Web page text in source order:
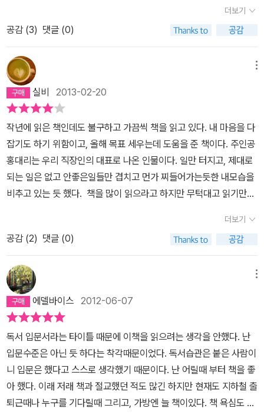
새로운 독서법에 대해 눈을 떴다.. 전에 읽은 책꽂이에 고이 모셔져 있
는책들에게 다시 날개를 달아 주게 된 계기가 되었으니 .... 왜 독서를
해야 하는지..책이 내 인생에 미치는 영향이 무엇인지..어떻게 책에 접
근을 해야 하는지..체계적인 독서법이 무엇인지..책에 대한 선별 방
법..그리고 인생의 목표를 찾게 해주는 멋진 책 ..당신의 책에 대한 편
견을 일깨워 주고 아마 당장 책을 찾아 움직이는 하이에나가 되지 않
을까 한다. 그리고 이책을 읽고 난 후의 나는 현재 두서 없이 읽던 책
들을 나열하고 정리 하여나의 맞춤 독서록을 만들어 가고 있다지금
난 1년 365권의 프로젝트를 실행하고 있다.. 현제 까지 68일이 되었
으니 ..아마도 ~~~~~~난 1년후에는 ...........'''''''' ........알라딘 최고
의 VVIP 회원이 되어 있을 것이다 ㅡ0ㅡ;;;그리고 하루라도 책을 읽
지 않으면 나도 입안에 가시 돋아보자
당장' 변하는 것을 좋아한다. 이 책은 소설의 형식을 빌린 삶을 변화
시키는 독서에 대한 자기 개발서이다. <꿈꾸는 다락방>의 저자답게
칠후면 우리 아이들은 긴긴 겨울방학이 시작되고, 왠지 이번 겨울방
학의 성패가 아이들의 중딩, 고딩의 3년을 좌우할 듯한 느낌을 갖는
다. 그래서 생각한건 매일 한권씩 책읽기!직장에서 동료에게 밀리고,
책에 전혀 관심없던 홍대리가, 독서멘토 해일을 만나서 삶을 변화시
키는 과정이 별 거부감없이 읽힌다. 처음엔 독서습관을 잡기위해 '10
0일 33권 책읽기' 집에 나만의 책꽂이를 만들고, 읽고 싶은 책 33권
을 구입해서 100일동안 읽는 것. 독서습관이 형성되지 않은 아이들
에게 활용해도 좋을듯 하다. 서점에서 읽고 싶은 책 33권을 사줘야 하
는 부담은 좀 크겠지만... 다음엔 자기 분야에서 최고가 되기 위한 자
해서 읽고, 중요한 부분에 밑줄을 치고, 메모를 하고 1주일에 2권 리
뷰쓰기. 독서고수라도 힘들겠지만 분명 가치가 있다. 그리고 마지막
엔 1년 365일 책 읽기 . 2-3년동안 자기개발서만 2000여권의 책을
읽은 이지성은 그렇게 <꿈꾸는 다락방>이 탄생했겠지.내게 가장 끌
린 것은 내 분야의 책 100권 읽기. 이젠 실행으로 옮길 때다.방학중
규환이는 1일 책 1권씩 읽기, 보림이는 일주일에 2권 책읽기.주제
는 문학, 역사, 과학을 중심으로....난 서평관련 책을 100권 읽을 예
정. 방학이 끝나고 나면 우리는 업그레이드 되어 있겠지? 무언가 체
계적인 독서를 하고 싶다면? 독서를 통해 삶을 업그레이드하고 싶다
면......이 책 읽고 독서플랜 짜기!
책 100권을 읽어서 3000년의 내공을 쌓는 독서슈퍼 리딩 - 1년 36
5권 자기개발 독서 프로젝트를 통해 성공적인 사고방식을 갖는 독서
그레이트 리딩 - 인문고전 독서를 통해 리더로 거듭나는 독서진정한
변화를 하고 싶다면 인생을 변화시키기 위한 생존독서를 시작해야 합
니다.책은 단순한 지식 전달을 목적으로 하지 않는다 수많은 저술가
의 생애를 바쳐 기록한 글입니다.특정 분야에서 성공한 사람들이 쓴
책에는 보통 30년의 노하우가 담겨 있습니다. 100권의 전문 분야
의 서적을 읽게 되면 3000년의 내공이 쌓이는 것과 같습니다.독서는
더 큰 일을 할 수 있다는 자신감의 바탕을 만들어줍니다.거목도 처음
에 작은 씨앗에서 시작합니다. 내 안에 숨겨진 거목을 키워야 합니다.
멀리 강 건너까지 닿는 다리는 놓기 위해선 우선 앞의 돌 하나부터 움
직여야 합니다.바닥에 닿은 첫 물 한 방울이든 중간에 담은 한 방울이
든 물을 넘치게 하는 최후의 물방울이든 모두가 똑같이 중요합니다.>
성공을 위한 독서를 시작하였는데 1년이라는 시간동안 100권의 책을
더보기
공감 (3) 댓글 (0)
실비 2013-02-20
작년에 읽은 책인데도 불구하고 가끔씩 책을 읽고 있다. 내 마음을 다
잡기도 하기 위함이고, 올해 목표 세우는데 도움을 준 책이다. 주인공
홍대리는 우리 직장인의 대표로 나온 인물이다. 일만 터지고, 제대로
되는 일은 없고 안좋은일들만 겹치고 먼가 찌들어가는듯한 내모습을
비추고 있는 듯 했다. 책을 많이 읽으라고 하지만 무턱대고 읽기만한
까? 평소에 팩을 많이 읽지 못했지만 가까이 두고 책을 좋아한다. 사
다놓고 읽지도 않은책들은 좀 있지만 다 읽은거니까. 책은 매년에 사
지만 읽는속도가 빠르지 못하다. 집에 들어가면 피곤하고 먼가 즐겁
고 웃을수 있는걸 찾다보니 TV를 많이 보게 되고. 이러다보면 하는거
없이 늦은시간까지 잠도 못 이루게 되고. 먼가 변화가 필요할때다. 바
꾸고 싶다면 인생에 변화를 주고 싶다면 첫번째 가볍게 입문할수있는
책을 읽어라. 감동이든 재미이든 흥미있게 읽을수 있는 책. 책을 많이
읽는다고 좋은게 아니라 자기가 소화할수 있는 책을 읽는게 중요하
다. 그 다음에 33권, 100권 읽기. 방법을 제시하고 있지만 정말 정해
진시간에 다 읽을수 있을까 라는 의문이 들지만 습관이 되면 가능할
것 같다. 내용중에 TV와 인터넷을 하루에 몇시간씩 하면 인생이 달라
질까라는 내용이 나온다. 차라리 책을 보는게 나의 미래를 위해서 더
더보기
공감 (2) 댓글 (0)
에델바이스 2012-06-07
독서 입문서라는 타이틀 때문에 이책을 읽으려는 생각을 안했다. 난
입문수준은 아닌 듯 하다는 착각때문이었다. 독서습관은 붙은 사람이
니 입문은 했다고 스스로 생각했기 때문이다. 난 어릴때 부터 책을 좋
아 했다. 이래 저래 책과 절교했던 적도 많긴 하지만 현재도 지하철 출
퇴근때나 누구를 기다릴때 그리고, 가방엔 늘 책이있다. 책 욕심도 많